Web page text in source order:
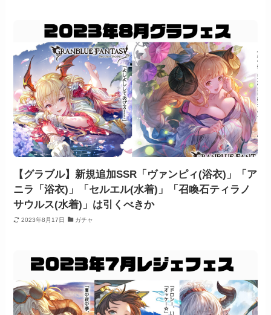
【グラブル】新規追加SSR「ヴァンピィ(浴衣)」「ア
ニラ「浴衣)」「セルエル(水着)」「召喚石ティラノ
サウルス(水着)」は引くべきか
2023年8月17日 ガチャ